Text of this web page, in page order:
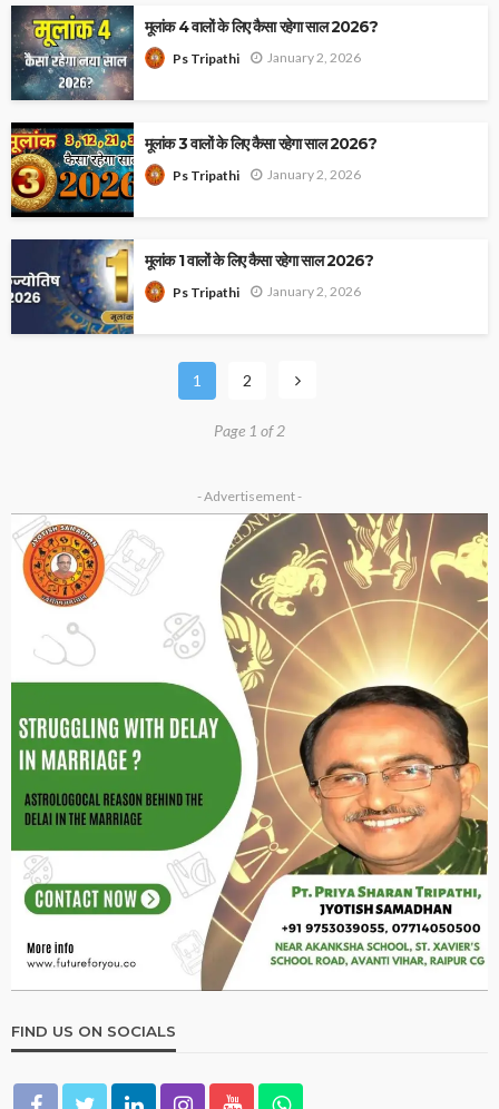
मूलांक 4 वालों के लिए कैसा रहेगा साल 2026?
Ps Tripathi January 2, 2026
मूलांक 3 वालों के लिए कैसा रहेगा साल 2026?
Ps Tripathi January 2, 2026
मूलांक 1 वालों के लिए कैसा रहेगा साल 2026?
Ps Tripathi January 2, 2026
1 2
Page 1 of 2
- Advertisement -
FIND US ON SOCIALS